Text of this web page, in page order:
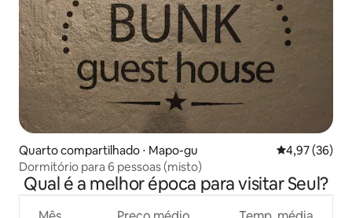
Quarto compartilhado ⋅ Mapo-gu 4,97 de uma
4,97 (36)
Dormitório para 6 pessoas (misto)
Qual é a melhor época para visitar Seul?